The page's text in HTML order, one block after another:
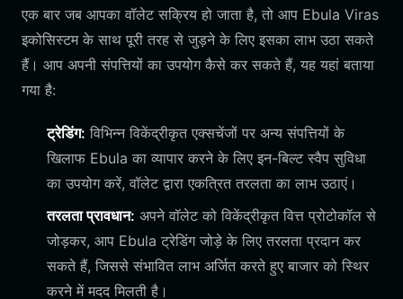
एक बार जब आपका वॉलेट सक्रिय हो जाता है, तो आप Ebula Viras
इकोसिस्टम के साथ पूरी तरह से जुड़ने के लिए इसका लाभ उठा सकते
हैं। आप अपनी संपत्तियों का उपयोग कैसे कर सकते हैं, यह यहां बताया
गया है:
ट्रेडिंग: विभिन्न विकेंद्रीकृत एक्सचेंजों पर अन्य संपत्तियों के
खिलाफ Ebula का व्यापार करने के लिए इन-बिल्ट स्वैप सुविधा
का उपयोग करें, वॉलेट द्वारा एकत्रित तरलता का लाभ उठाएं।
तरलता प्रावधान: अपने वॉलेट को विकेंद्रीकृत वित्त प्रोटोकॉल से
जोड़कर, आप Ebula ट्रेडिंग जोड़े के लिए तरलता प्रदान कर
सकते हैं, जिससे संभावित लाभ अर्जित करते हुए बाजार को स्थिर
करने में मदद मिलती है।